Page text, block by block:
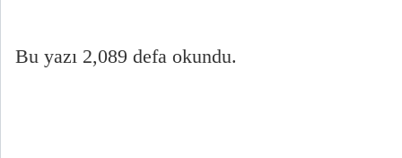
Bu yazı 2,089 defa okundu.